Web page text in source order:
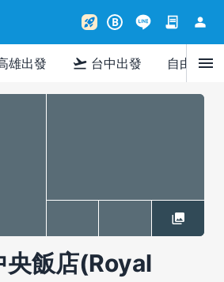
rocket_launch B contract person
雄出發 flight_takeoff 台中出發 自由行menu
央飯店(Royal